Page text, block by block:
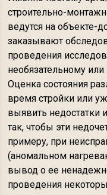
строительно-
ведутся на объекте-
заказывают
проведения
необязательному
Оценка состояния
время стройки или
выявить недостатки
так, чтобы эти
примеру, при
(аномальном
вывод о ее
проведения